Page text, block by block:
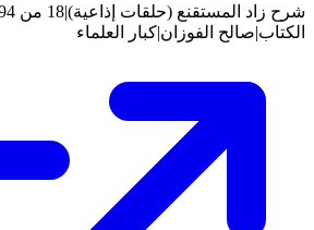
الكتاب|صالح الفوزان|كبار العلماء